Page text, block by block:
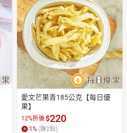
愛文芒果青185公克【每日優
果】
12%折後$220
1% (賺2點)